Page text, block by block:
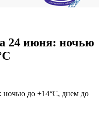
24 июня: ночью